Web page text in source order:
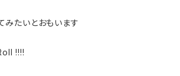
みたいとおもいます
!!!!